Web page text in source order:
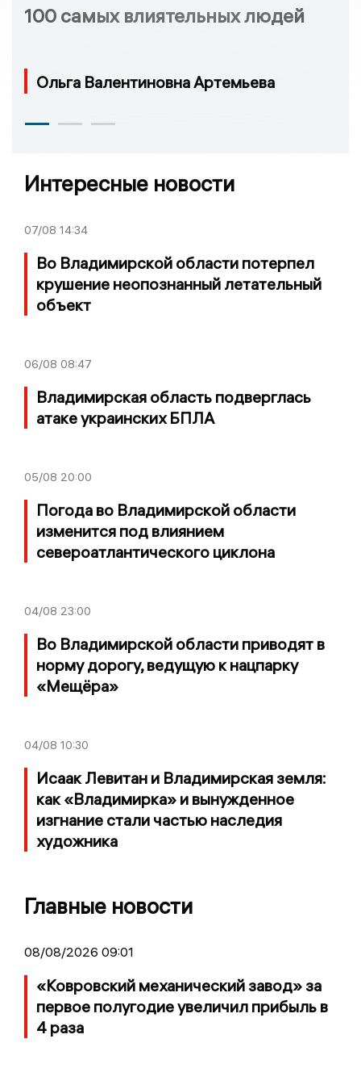
100 самых влиятельных людей
Ольга Валентиновна Артемьева
Интересные новости
07/08 14:34
Во Владимирской области потерпел
крушение неопознанный летательный
объект
06/08 08:47
Владимирская область подверглась
атаке украинских БПЛА
05/08 20:00
Погода во Владимирской области
изменится под влиянием
североатлантического циклона
04/08 23:00
Во Владимирской области приводят в
норму дорогу, ведущую к нацпарку
«Мещёра»
04/08 10:30
Исаак Левитан и Владимирская земля:
как «Владимирка» и вынужденное
изгнание стали частью наследия
художника
Главные новости
08/08/2026 09:01
«Ковровский механический завод» за
первое полугодие увеличил прибыль в
4 раза